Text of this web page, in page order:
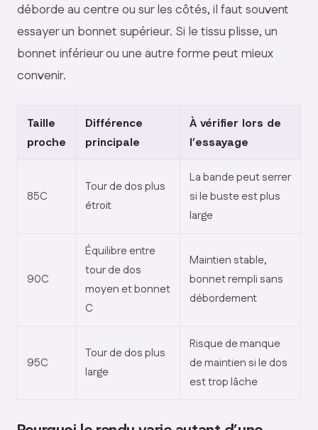
déborde au centre ou sur les côtés, il faut souvent
essayer un bonnet supérieur. Si le tissu plisse, un
bonnet inférieur ou une autre forme peut mieux
convenir.
Taille
proche
Différence
principale
À vérifier lors de
l’essayage
85C
Tour de dos plus
étroit
La bande peut serrer
si le buste est plus
large
90C
Équilibre entre
tour de dos
moyen et bonnet
C
Maintien stable,
bonnet rempli sans
débordement
95C
Tour de dos plus
large
Risque de manque
de maintien si le dos
est trop lâche